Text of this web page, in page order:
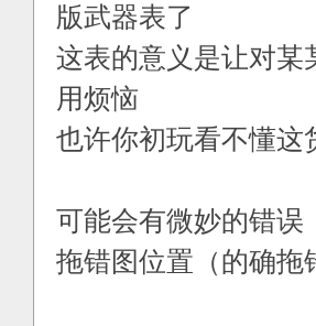
版武器表了
这表的意义是让对某
用烦恼
也许你初玩看不懂这
可能会有微妙的错误
拖错图位置（的确拖